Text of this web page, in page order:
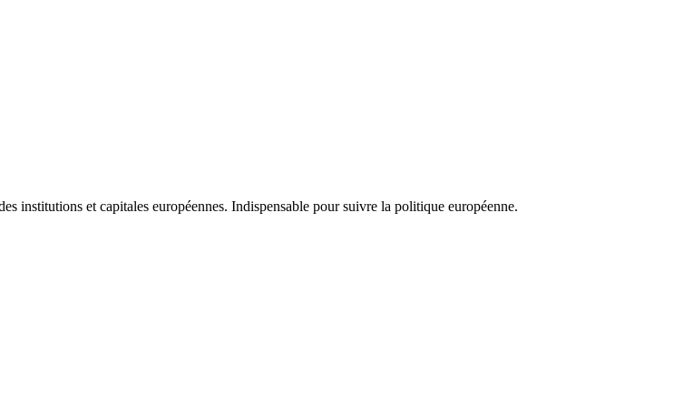
institutions et capitales européennes. Indispensable pour suivre la politique européenne.